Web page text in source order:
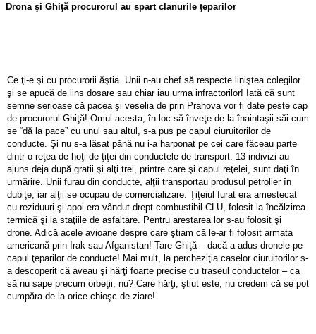
Drona şi Ghiţă procurorul au spart clanurile ţeparilor
Ce ţi-e şi cu procurorii ăştia. Unii n-au chef să respecte liniştea colegilor
şi se apucă de lins dosare sau chiar iau urma infractorilor! Iată că sunt
semne serioase că pacea şi veselia de prin Prahova vor fi date peste cap
de procurorul Ghiţă! Omul acesta, în loc să înveţe de la înaintaşii săi cum
se “dă la pace” cu unul sau altul, s-a pus pe capul ciuruitorilor de
conducte. Şi nu s-a lăsat până nu i-a harponat pe cei care făceau parte
dintr-o reţea de hoţi de ţiţei din conductele de transport. 13 indivizi au
ajuns deja după gratii şi alţi trei, printre care şi capul reţelei, sunt daţi în
urmărire. Unii furau din conducte, alţii transportau produsul petrolier în
dubiţe, iar alţii se ocupau de comercializare. Ţiţeiul furat era amestecat
cu reziduuri şi apoi era vândut drept combustibil CLU, folosit la încălzirea
termică şi la staţiile de asfaltare. Pentru arestarea lor s-au folosit şi
drone. Adică acele avioane despre care ştiam că le-ar fi folosit armata
americană prin Irak sau Afganistan! Tare Ghiţă – dacă a adus dronele pe
capul ţeparilor de conducte! Mai mult, la percheziţia caselor ciuruitorilor s-
a descoperit că aveau şi hărţi foarte precise cu traseul conductelor – ca
să nu sape precum orbeţii, nu? Care hărţi, ştiut este, nu credem că se pot
cumpăra de la orice chioşc de ziare!